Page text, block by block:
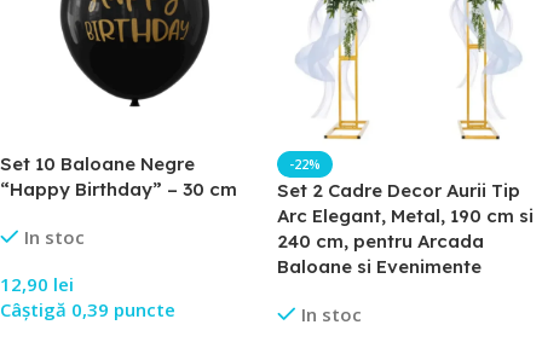
Set 10 Baloane Negre
“Happy Birthday” – 30 cm
In stoc
12,90 lei
Câștigă 0,39 puncte
-22%
Set 2 Cadre Decor Aurii Tip
Arc Elegant, Metal, 190 cm si
240 cm, pentru Arcada
Baloane si Evenimente
In stoc